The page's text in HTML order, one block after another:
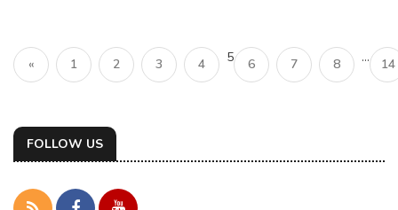
« 1 2 3 4 5 6 7 8 ... 14
FOLLOW US